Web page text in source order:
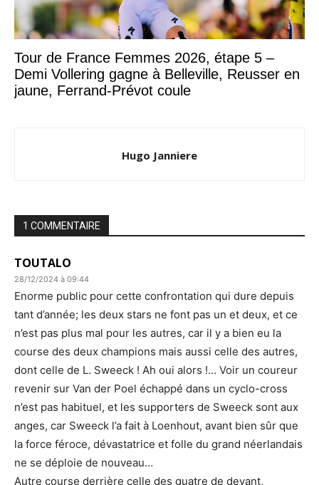
Tour de France Femmes 2026, étape 5 –
Demi Vollering gagne à Belleville, Reusser en
jaune, Ferrand-Prévot coule
Hugo Janniere
1 COMMENTAIRE
TOUTALO
28/12/2024 à 09:44
Enorme public pour cette confrontation qui dure depuis
tant d’année; les deux stars ne font pas un et deux, et ce
n’est pas plus mal pour les autres, car il y a bien eu la
course des deux champions mais aussi celle des autres,
dont celle de L. Sweeck ! Ah oui alors !… Voir un coureur
revenir sur Van der Poel échappé dans un cyclo-cross
n’est pas habituel, et les supporters de Sweeck sont aux
anges, car Sweeck l’a fait à Loenhout, avant bien sûr que
la force féroce, dévastatrice et folle du grand néerlandais
ne se déploie de nouveau…
Autre course derrière celle des quatre de devant,